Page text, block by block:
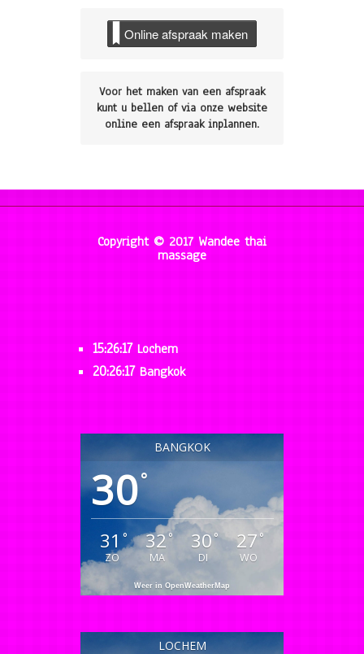
Online afspraak maken
Voor het maken van een afspraak
kunt u bellen of via onze website
online een afspraak inplannen.
Copyright © 2017 Wandee thai
massage
15:26:18 Lochem
20:26:18 Bangkok
BANGKOK
30°
31 °
ZO
32°
MA
30 °
DI
27 °
WO
Weer in OpenWeatherMap
LOCHEM